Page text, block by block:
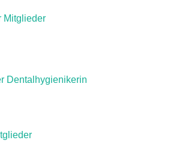
Mitglieder
Dentalhygienikerin